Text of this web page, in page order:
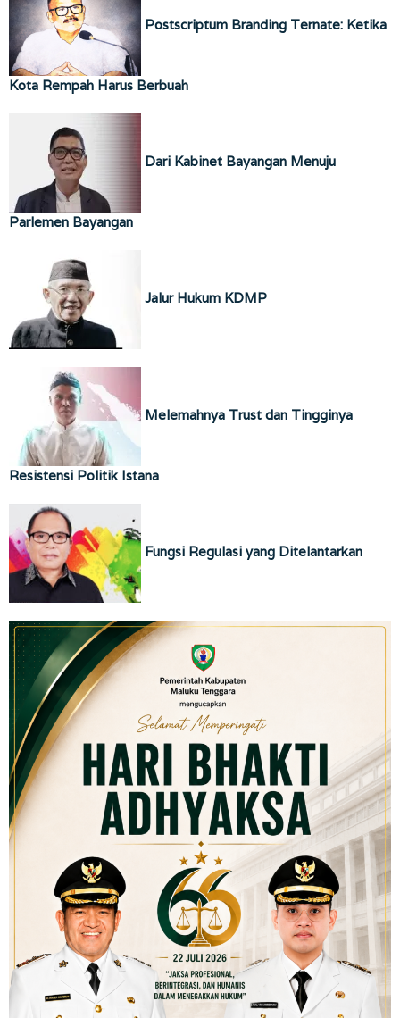
Postscriptum Branding Ternate: Ketika
Kota Rempah Harus Berbuah
Dari Kabinet Bayangan Menuju
Parlemen Bayangan
Jalur Hukum KDMP
Melemahnya Trust dan Tingginya
Resistensi Politik Istana
Fungsi Regulasi yang Ditelantarkan